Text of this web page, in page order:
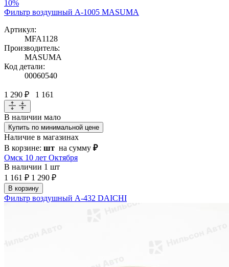
10%
Фильтр воздушный A-1005 MASUMA
Артикул:
MFA1128
Производитель:
MASUMA
Код детали:
00060540
1 290 ₽ 1 161
В наличии мало
Купить по минимальной цене
Наличие в магазинах
В корзине: шт на сумму ₽
Омск 10 лет Октября
В наличии 1 шт
1 161 ₽ 1 290 ₽
В корзину
Фильтр воздушный A-432 DAICHI